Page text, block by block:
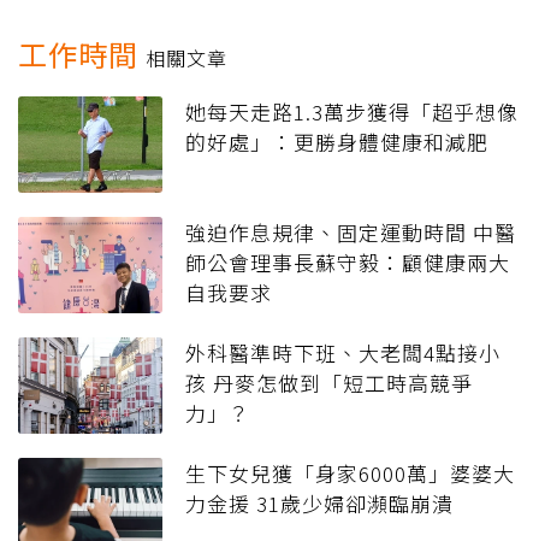
工作時間 相關文章
她每天走路1.3萬步獲得「超乎想像
的好處」：更勝身體健康和減肥
強迫作息規律、固定運動時間 中醫
師公會理事長蘇守毅：顧健康兩大
自我要求
外科醫準時下班、大老闆4點接小
孩 丹麥怎做到「短工時高競爭
力」？
生下女兒獲「身家6000萬」婆婆大
力金援 31歲少婦卻瀕臨崩潰